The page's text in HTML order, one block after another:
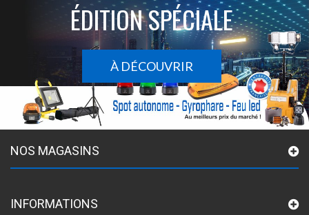
ÉDITION SPÉCIALE
À DÉCOUVRIR
NOS MAGASINS
INFORMATIONS